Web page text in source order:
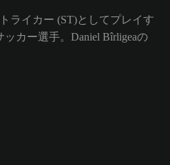
ライカー (ST)としてプレイす
カー選手。Daniel Bîrligeaの